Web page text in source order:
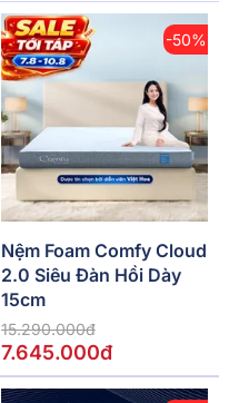
-50%
Nệm Foam Comfy Cloud
2.0 Siêu Đàn Hồi Dày
15cm
15.290.000đ
7.645.000đ